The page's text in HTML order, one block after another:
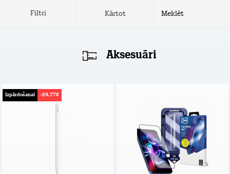
Filtri Kārtot
Aksesuāri
Izpārdošana! -24,77€